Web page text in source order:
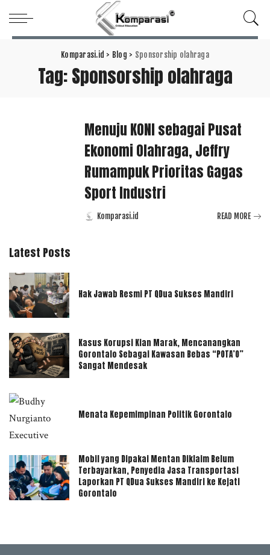
Komparasi.id > Blog > Sponsorship olahraga
Tag:Sponsorship olahraga
Menuju KONI sebagai Pusat
Ekonomi Olahraga, Jeffry
Rumampuk Prioritas Gagas
Sport Industri
PostedKomparasi.id READ MORE
Latest Posts
Hak Jawab Resmi PT QDua Sukses Mandiri
Kasus Korupsi Kian Marak, Mencanangkan
Gorontalo Sebagai Kawasan Bebas “POTA’O”
Sangat Mendesak
Menata Kepemimpinan Politik Gorontalo
Mobil yang Dipakai Mentan Diklaim Belum
Terbayarkan, Penyedia Jasa Transportasi
Laporkan PT QDua Sukses Mandiri ke Kejati
Gorontalo